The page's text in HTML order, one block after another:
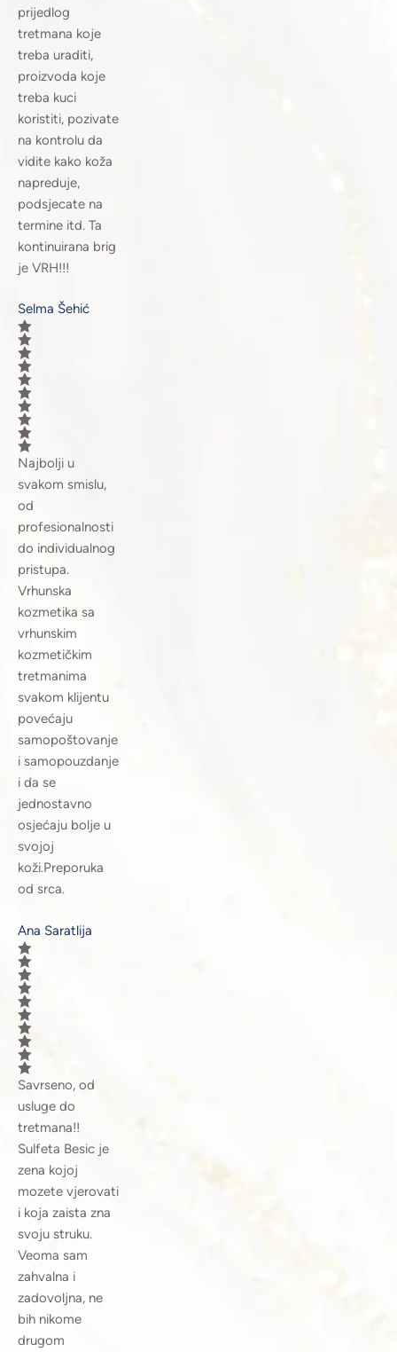
prijedlog
tretmana koje
treba uraditi,
proizvoda koje
treba kuci
koristiti, pozivate
na kontrolu da
vidite kako koža
napreduje,
podsjecate na
termine itd. Ta
kontinuirana brig
je VRH!!!
Selma Šehić
Najbolji u
svakom smislu,
od
profesionalnosti
do individualnog
pristupa.
Vrhunska
kozmetika sa
vrhunskim
kozmetičkim
tretmanima
svakom klijentu
povećaju
samopoštovanje
i samopouzdanje
i da se
jednostavno
osjećaju bolje u
svojoj
koži.Preporuka
od srca.
Ana Saratlija
Savrseno, od
usluge do
tretmana!!
Sulfeta Besic je
zena kojoj
mozete vjerovati
i koja zaista zna
svoju struku.
Veoma sam
zahvalna i
zadovoljna, ne
bih nikome
drugom